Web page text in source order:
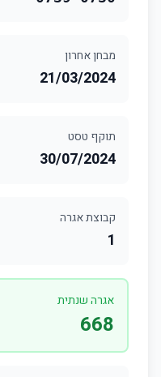
מבחן אחרון
21/03/2024
תוקף טסט
30/07/2024
קבוצת אגרה
1
אגרה שנתית
668